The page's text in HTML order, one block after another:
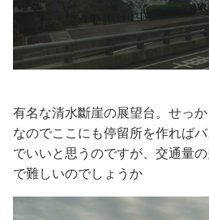
有名な清水斷崖の展望台。せっ
なのでここにも停留所を作れば
でいいと思うのですが、交通量
で難しいのでしょうか